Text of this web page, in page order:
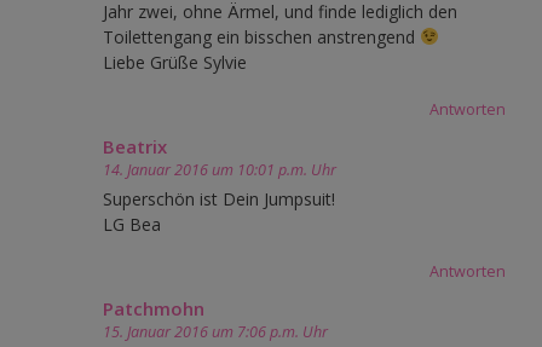
Jahr zwei, ohne Ärmel, und finde lediglich den
Toilettengang ein bisschen anstrengend
Liebe Grüße Sylvie
Antworten
Beatrix
14. Januar 2016 um 10:01 p.m. Uhr
Superschön ist Dein Jumpsuit!
LG Bea
Antworten
Patchmohn
15. Januar 2016 um 7:06 p.m. Uhr